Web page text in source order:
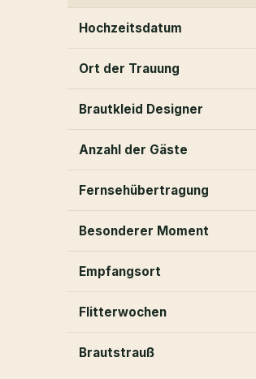
Hochzeitsdatum
Ort der Trauung
Brautkleid Designer
Anzahl der Gäste
Fernsehübertragung
Besonderer Moment
Empfangsort
Flitterwochen
Brautstrauß